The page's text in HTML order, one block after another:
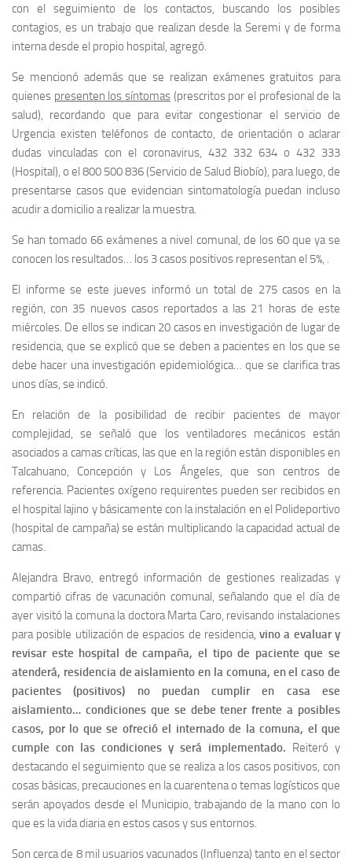
con el seguimiento de los contactos, buscando los posibles
contagios, es un trabajo que realizan desde la Seremi y de forma
interna desde el propio hospital, agregó.
Se mencionó además que se realizan exámenes gratuitos para
quienes presenten los síntomas (prescritos por el profesional de la
salud), recordando que para evitar congestionar el servicio de
Urgencia existen teléfonos de contacto, de orientación o aclarar
dudas vinculadas con el coronavirus, 432 332 634 o 432 333
(Hospital), o el 800 500 836 (Servicio de Salud Biobío), para luego, de
presentarse casos que evidencian sintomatología puedan incluso
acudir a domicilio a realizar la muestra.
Se han tomado 66 exámenes a nivel comunal, de los 60 que ya se
conocen los resultados… los 3 casos positivos representan el 5%, .
El informe se este jueves informó un total de 275 casos en la
región, con 35 nuevos casos reportados a las 21 horas de este
miércoles. De ellos se indican 20 casos en investigación de lugar de
residencia, que se explicó que se deben a pacientes en los que se
debe hacer una investigación epidemiológica… que se clarifica tras
unos días, se indicó.
En relación de la posibilidad de recibir pacientes de mayor
complejidad, se señaló que los ventiladores mecánicos están
asociados a camas críticas, las que en la región están disponibles en
Talcahuano, Concepción y Los Ángeles, que son centros de
referencia. Pacientes oxígeno requirentes pueden ser recibidos en
el hospital lajino y básicamente con la instalación en el Polideportivo
(hospital de campaña) se están multiplicando la capacidad actual de
camas.
Alejandra Bravo, entregó información de gestiones realizadas y
compartió cifras de vacunación comunal, señalando que el día de
ayer visitó la comuna la doctora Marta Caro, revisando instalaciones
para posible utilización de espacios de residencia,vino a evaluar y
revisar este hospital de campaña, el tipo de paciente que se
atenderá, residencia de aislamiento en la comuna, en el caso de
pacientes (positivos) no puedan cumplir en casa ese
aislamiento… condiciones que se debe tener frente a posibles
casos, por lo que se ofreció el internado de la comuna, el que
cumple con las condiciones y será implementado. Reiteró y
destacando el seguimiento que se realiza a los casos positivos, con
cosas básicas, precauciones en la cuarentena o temas logísticos que
serán apoyados desde el Municipio, trabajando de la mano con lo
que es la vida diaria en estos casos y sus entornos.
Son cerca de 8 mil usuarios vacunados (Influenza) tanto en el sector